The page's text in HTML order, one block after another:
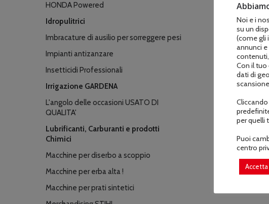
HONDA Powered
Idropulitrici
Imbracature di ausilio per sorreggere pesi
Impianti antizanzare
Insetticidi Professionali
Irrigazione GARDENA
L'angolo delle occasioni USATO DI
QUALITA'
Lubrificanti, Carburanti e prodotti
Chimici
Macchine per diserbo a scoppio
Macchine per erba alta !
Macchine per prati sintetici
Noi e i
su un
(come gli
annunci
Con il
dati di
per quelli
Puoi
centro
Accetta